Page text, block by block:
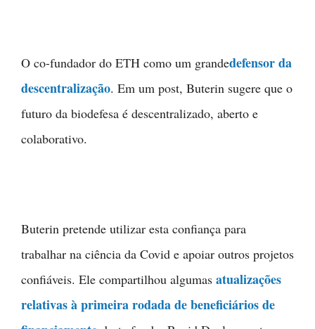
O co-fundador do ETH como um grandedefensor da
descentralização. Em um post, Buterin sugere que o
futuro da biodefesa é descentralizado, aberto e
colaborativo.
Buterin pretende utilizar esta confiança para
trabalhar na ciência da Covid e apoiar outros projetos
confiáveis. Ele compartilhou algumas atualizações
relativas à primeira rodada de beneficiários de